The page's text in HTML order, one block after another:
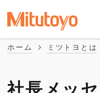
ホーム ミツトヨとは
社長メッ